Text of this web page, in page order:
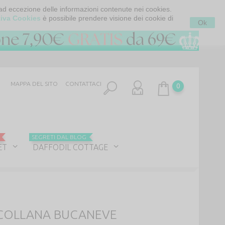
DAFFODIL COTTAGE
SEGRETI DAL BLOG
0
CONTATTACI
MAPPA DEL SITO
BUCANEVE
eccezione delle informazioni contenute nei cookies.
Cookies è possibile prendere visione dei cookie di
Ok